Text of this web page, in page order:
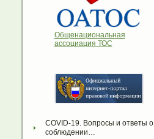
Общенациональная
ассоциация ТОС
COVID-19. Вопросы и ответы о
соблюдении…